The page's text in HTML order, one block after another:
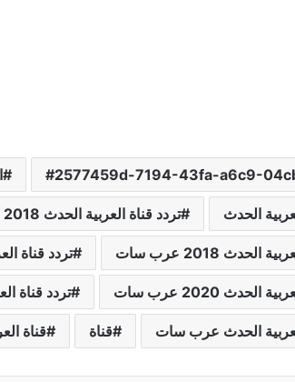
2577459d-7194-43fa-a6c9-
الحدث تردد قناة العربية الحدث 2018
2018 عرب سات تردد قناة
2020 عرب سات تردد قناة العربية
الحدث عرب سات قناة قناة